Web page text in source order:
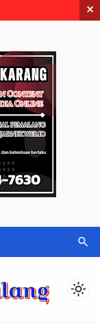
×
search
light_mode